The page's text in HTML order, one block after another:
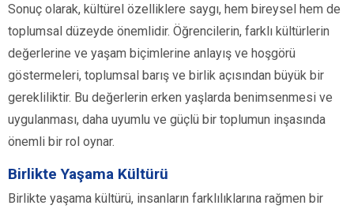
Sonuç olarak, kültürel özelliklere saygı, hem bireysel hem de
toplumsal düzeyde önemlidir. Öğrencilerin, farklı kültürlerin
değerlerine ve yaşam biçimlerine anlayış ve hoşgörü
göstermeleri, toplumsal barış ve birlik açısından büyük bir
gerekliliktir. Bu değerlerin erken yaşlarda benimsenmesi ve
uygulanması, daha uyumlu ve güçlü bir toplumun inşasında
önemli bir rol oynar.
Birlikte Yaşama Kültürü
Birlikte yaşama kültürü, insanların farklılıklarına rağmen bir